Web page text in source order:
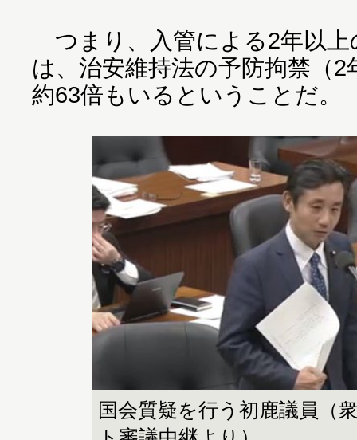
つまり、入管による2年以上
は、治安維持法の予防拘禁（
約63倍もいるということだ。
国会質疑を行う初鹿議員（